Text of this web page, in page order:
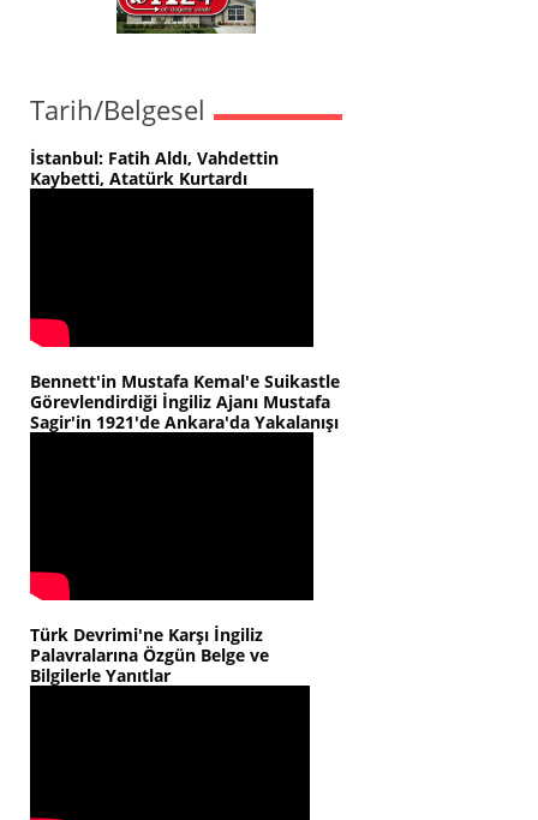
Tarih/Belgesel
İstanbul: Fatih Aldı, Vahdettin
Kaybetti, Atatürk Kurtardı
Bennett'in Mustafa Kemal'e Suikastle
Görevlendirdiği İngiliz Ajanı Mustafa
Sagir'in 1921'de Ankara'da Yakalanışı
Türk Devrimi'ne Karşı İngiliz
Palavralarına Özgün Belge ve
Bilgilerle Yanıtlar